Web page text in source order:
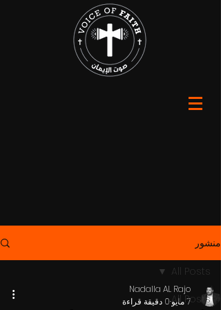
منشور
All Posts
All Posts
Nadalla AL Rajo
7 مايو
0 دقيقة قراءة